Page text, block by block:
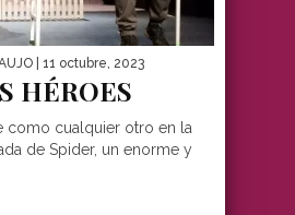
| 11 octubre, 2023
HÉROES
como cualquier otro en la
de Spider, un enorme y